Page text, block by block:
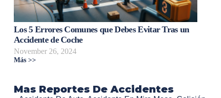
Los 5 Errores Comunes que Debes Evitar Tras un
Accidente de Coche
November 26, 2024
Más >>
Mas Reportes De Accidentes